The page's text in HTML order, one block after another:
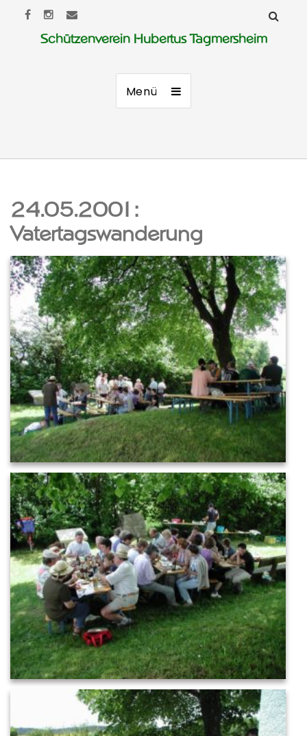
Schützenverein Hubertus Tagmersheim
Menü
24.05.2001:
Vatertagswanderung